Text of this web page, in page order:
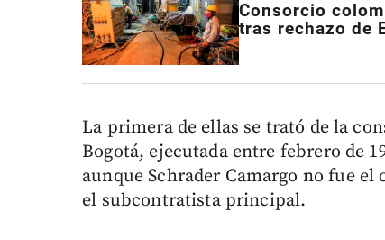
Consorcio
tras rechazo de
La primera de ellas se trató de la
Bogotá, ejecutada entre febrero de
aunque Schrader Camargo no fue
el subcontratista principal.